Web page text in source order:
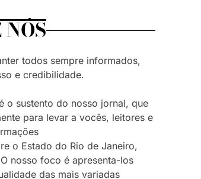
NÓS
todos sempre informados,
e credibilidade.
o sustento do nosso jornal, que
para levar a vocês, leitores e
o Estado do Rio de Janeiro,
nosso foco é apresenta-los
das mais variadas